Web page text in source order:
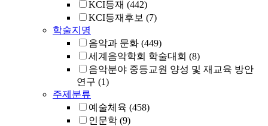
KCI등재 (442)
KCI등재후보 (7)
학술지명
음악과 문화 (449)
세계음악학회 학술대회 (8)
음악분야 중등교원 양성 및 재교육 방안
연구 (1)
주제분류
예술체육 (458)
인문학 (9)